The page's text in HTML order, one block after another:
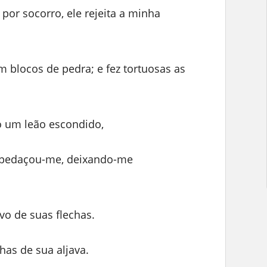
socorro, ele rejeita a minha
blocos de pedra; e fez tortuosas as
um leão escondido,
me, deixando-me
de suas flechas.
de sua aljava.